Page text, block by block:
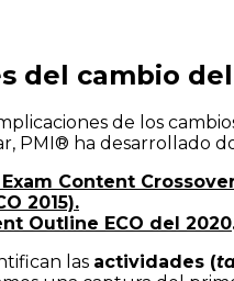
del cambio
de los
PMI® ha desarrollado
Content
2015).
Outline ECO del 2020
las actividades (